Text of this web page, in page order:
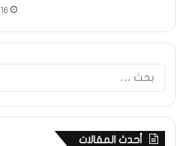
16 ديسمبر، 2023
أحدث المقالات